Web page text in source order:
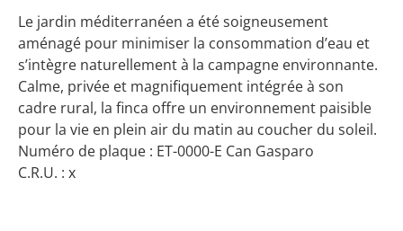
Le jardin méditerranéen a été soigneusement
aménagé pour minimiser la consommation d’eau et
s’intègre naturellement à la campagne environnante.
Calme, privée et magnifiquement intégrée à son
cadre rural, la finca offre un environnement paisible
pour la vie en plein air du matin au coucher du soleil.
Numéro de plaque : ET-0000-E Can Gasparo
C.R.U. : x